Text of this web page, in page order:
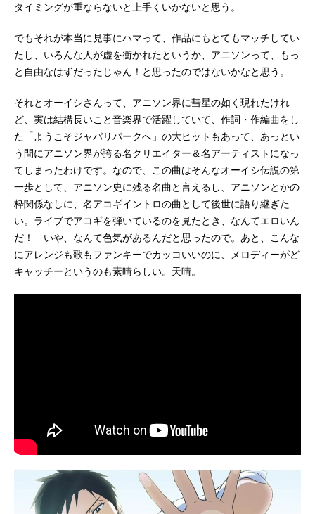
タイミングが重ならないと上手くいかないと思う。
でもそれが本当に見事にハマって、作品にもとてもマッチしてい
たし、いろんな人が虚を衝かれたというか、アニソンって、もっ
と自由なはずだったじゃん！と思ったのではないかなと思う。
それとオーイシさんって、アニソン界に彗星の如く現れたけれ
ど、実は結構長いこと音楽界で活躍していて、作詞・作編曲をし
た「ようこそジャパリパークへ」の大ヒットもあって、あっとい
う間にアニソン界が誇る名クリエイター＆名アーティストになっ
てしまったわけです。なので、この曲はそんなオーイシ伝説の第
一歩として、アニソン史に残る名曲と言えるし、アニソンとかの
枠関係なしに、名アコギイントロの曲として後世に語り継ぎた
い。ライブでアコギを弾いているのを見たとき、なんてエロいん
だ！ いや、なんて色気があるんだと思ったので。あと、こんな
にアレンジも歌もファンキーでカッコいいのに、メロディーがど
キャッチーというのも素晴らしい。天晴。